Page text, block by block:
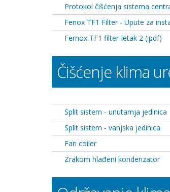
Protokol čišćenja sistema
Fenox TF1 Filter - Upute za
Fernox TF1 filter-letak 2 (.pdf)
Čišćenje klima
Split sistem - unutarnja jedinica
Split sistem - vanjska jedinica
Fan coiler
Zrakom hlađeni kondenzator